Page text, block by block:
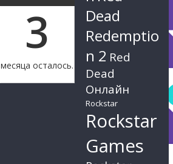
3
месяца осталось.
Dead
Redemptio
n 2 Red
Dead
Онлайн
Rockstar
Rockstar
Games